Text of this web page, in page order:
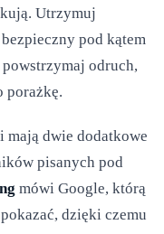
Utrzymuj
pod kątem
odruch,
porażkę.
dwie dodatkowe
pisanych pod
mówi Google, którą
dzięki czemu